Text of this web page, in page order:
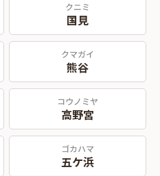
クニミ
国見
クマガイ
熊谷
コウノミヤ
高野宮
ゴカハマ
五ケ浜